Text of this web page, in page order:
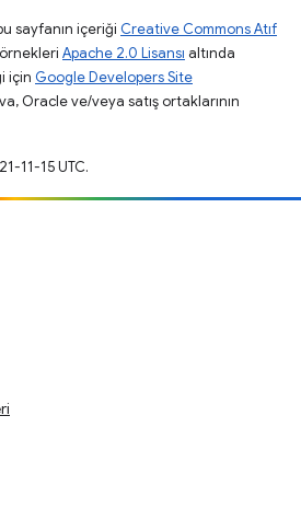
sayfanın içeriği Creative Commons Atıf
Apache 2.0 Lisansı altında
için Google Developers Site
Oracle ve/veya satış ortaklarının
11-15 UTC.